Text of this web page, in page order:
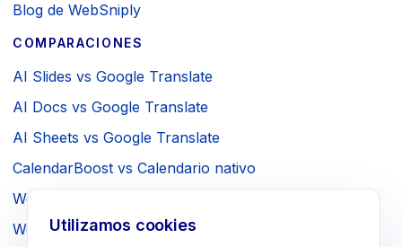
Blog de WebSniply
COMPARACIONES
AI Slides vs Google Translate
AI Docs vs Google Translate
AI Sheets vs Google Translate
CalendarBoost vs Calendario nativo
Webpage to PDF vs Imprimir del navegador
WebSniply vs Captura del navegador
Utilizamos cookies